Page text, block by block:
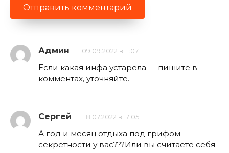
Админ 09.09.2022 в 11:07
Если какая инфа устарела — пишите в
комментах, уточняйте.
Сергей 18.07.2022 в 17:05
А год и месяц отдыха под грифом
секретности у вас???Или вы считаете себя